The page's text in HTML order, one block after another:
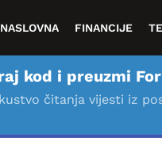
NASLOVNA FINANCIJE
kod i preuzmi
čitanja vijesti iz